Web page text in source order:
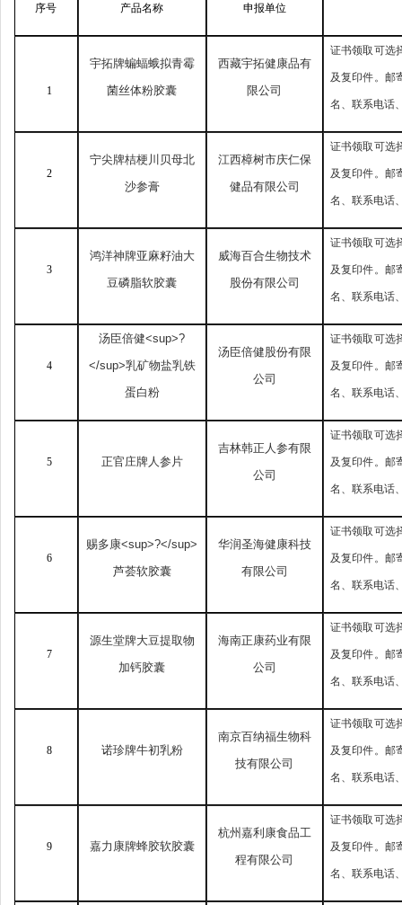
序号 产品名称 申报单位
1
宇拓牌蝙蝠蛾拟青霉
菌丝体粉胶囊
西藏宇拓健康品有
限公司
证书领取可选
及复印件。邮
名、联系电话
2
宁尖牌桔梗川贝母北
沙参膏
江西樟树市庆仁保
健品有限公司
证书领取可选
及复印件。邮
名、联系电话
3
鸿洋神牌亚麻籽油大
豆磷脂软胶囊
威海百合生物技术
股份有限公司
证书领取可选
及复印件。邮
名、联系电话
4
汤臣倍健<sup>?
</sup>乳矿物盐乳铁
蛋白粉
汤臣倍健股份有限
公司
证书领取可选
及复印件。邮
名、联系电话
5 正官庄牌人参片
吉林韩正人参有限
公司
证书领取可选
及复印件。邮
名、联系电话
6
赐多康<sup>?</sup>
芦荟软胶囊
华润圣海健康科技
有限公司
证书领取可选
及复印件。邮
名、联系电话
7
源生堂牌大豆提取物
加钙胶囊
海南正康药业有限
公司
证书领取可选
及复印件。邮
名、联系电话
8 诺珍牌牛初乳粉
南京百纳福生物科
技有限公司
证书领取可选
及复印件。邮
名、联系电话
9 嘉力康牌蜂胶软胶囊
杭州嘉利康食品工
程有限公司
证书领取可选
及复印件。邮
名、联系电话